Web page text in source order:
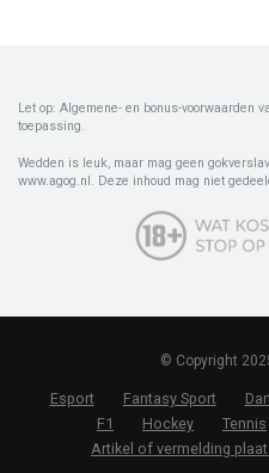
Let op: Algemene- en bonus-voorwaarden
toepassing.
Wedden is leuk, maar mag geen
www.agog.nl. Deze inhoud mag niet
© Copyright
Esport Fantasy Sport
F1
Hockey Tennis
Artikel of vermelding